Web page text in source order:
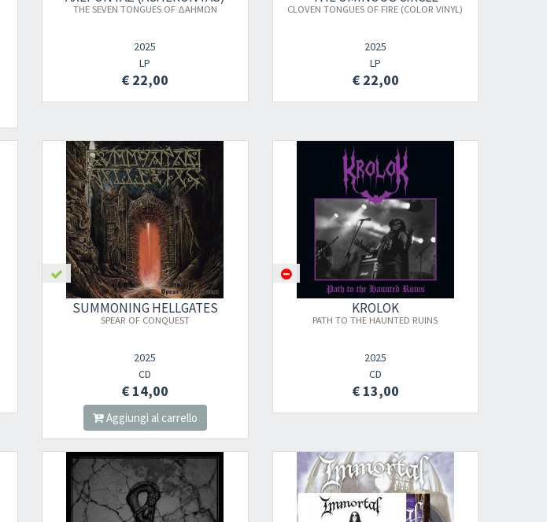
THE SEVEN TONGUES OF ΔΑΗΜΩΝ
2025
LP
€ 22,00
CLOVEN TONGUES OF FIRE (COLOR VINYL)
2025
LP
€ 22,00
SUMMONING HELLGATES
SPEAR OF CONQUEST
2025
CD
€ 14,00
Aggiungi al carrello
KROLOK
PATH TO THE HAUNTED RUINS
2025
CD
€ 13,00